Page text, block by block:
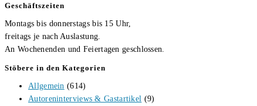
Geschäftszeiten
Montags bis donnerstags bis 15 Uhr,
freitags je nach Auslastung.
An Wochenenden und Feiertagen geschlossen.
Stöbere in den Kategorien
Allgemein (614)
Autoreninterviews & Gastartikel (9)